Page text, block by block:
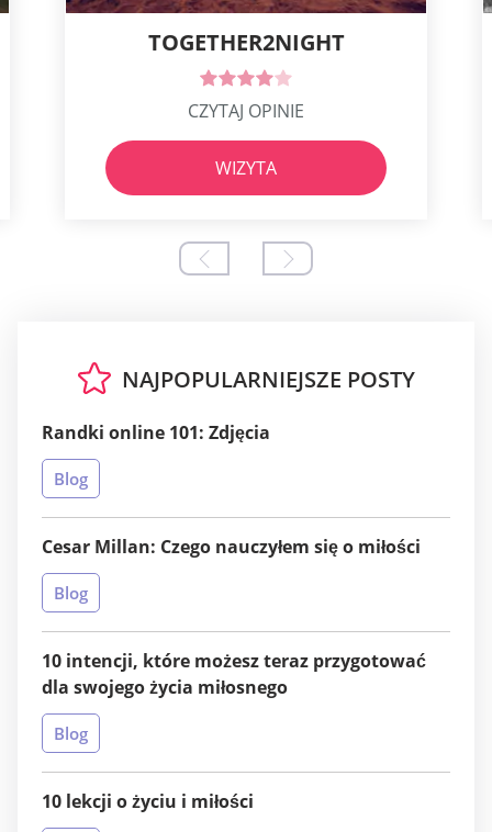
TOGETHER2NIGHT
CZYTAJ OPINIE
WIZYTA
NAJPOPULARNIEJSZE POSTY
Randki online 101: Zdjęcia
Blog
Cesar Millan: Czego nauczyłem się o miłości
Blog
10 intencji, które możesz teraz przygotować
dla swojego życia miłosnego
Blog
10 lekcji o życiu i miłości